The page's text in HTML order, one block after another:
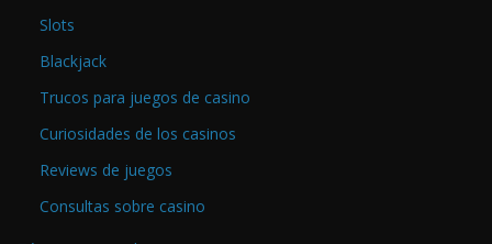
Slots
Blackjack
Trucos para juegos de casino
Curiosidades de los casinos
Reviews de juegos
Consultas sobre casino